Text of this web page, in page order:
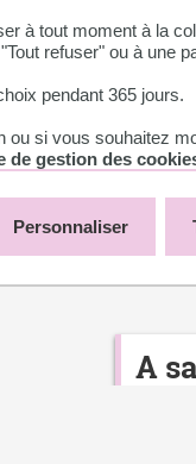
à tout moment à la
refuser" ou à une
pendant 365 jours.
ou si vous souhaitez
de gestion des
Personnaliser
Vous
A